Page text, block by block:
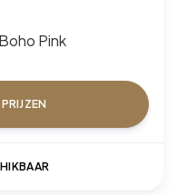
Pink